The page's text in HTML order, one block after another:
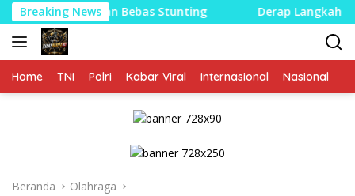
Langsung
ke
konten
Breaking News
Masa Depan Bebas Stunting Derap Langkah Patriot
Home TNI Polri Kabar Viral Internasional Nasional
Beranda Olahraga